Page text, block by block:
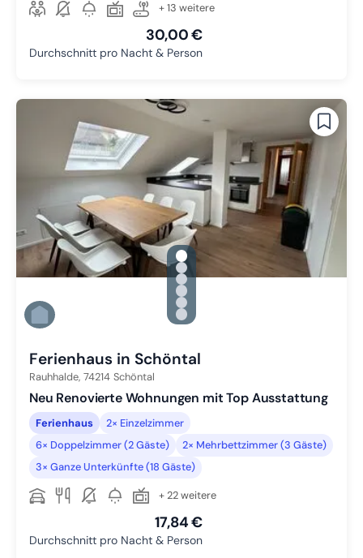
+ 13 weitere
30,00 €
Durchschnitt pro Nacht & Person
gallery.slide_selector
Zu Slide 1 wechseln
Zu Slide 2 wechseln
Zu Slide 3 wechseln
Zu Slide 4 wechseln
Zu Slide 5 wechseln
Zu Slide 6 wechseln
Ferienhaus in Schöntal
Rauhhalde, 74214 Schöntal
Neu Renovierte Wohnungen mit Top Ausstattung
Ferienhaus
2× Einzelzimmer
6× Doppelzimmer (2 Gäste)
2× Mehrbettzimmer (3 Gäste)
3× Ganze Unterkünfte (18 Gäste)
+ 22 weitere
17,84 €
Durchschnitt pro Nacht & Person